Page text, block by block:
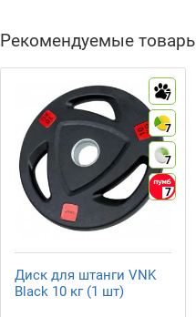
Рекомендуемые
7
7
7
7
Диск для штанги VNK
Black 10 кг (1 шт)